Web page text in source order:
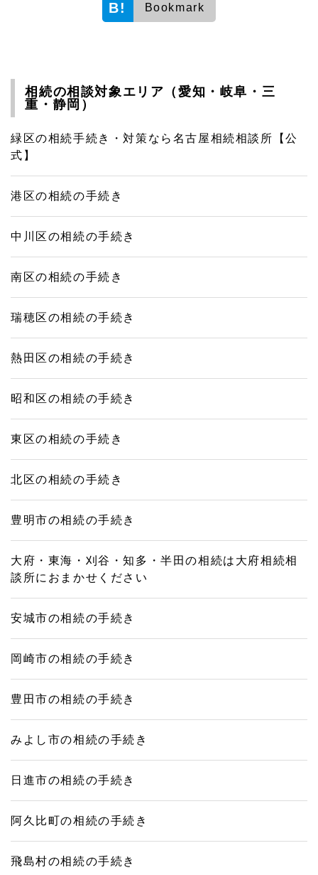
Bookmark
相続の相談対象エリア（愛知・岐阜・三
重・静岡）
緑区の相続手続き・対策なら名古屋相続相談所【公
式】
港区の相続の手続き
中川区の相続の手続き
南区の相続の手続き
瑞穂区の相続の手続き
熱田区の相続の手続き
昭和区の相続の手続き
東区の相続の手続き
北区の相続の手続き
豊明市の相続の手続き
大府・東海・刈谷・知多・半田の相続は大府相続相
談所におまかせください
安城市の相続の手続き
岡崎市の相続の手続き
豊田市の相続の手続き
みよし市の相続の手続き
日進市の相続の手続き
阿久比町の相続の手続き
飛島村の相続の手続き